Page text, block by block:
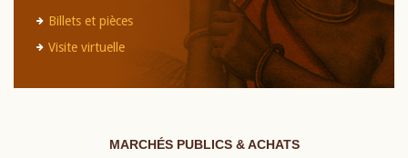
Billets et pièces
Visite virtuelle
MARCHÉS PUBLICS & ACHATS